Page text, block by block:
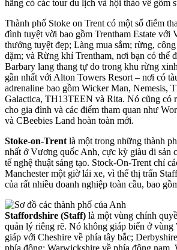
hãng có các tour du lịch và hội thảo về gốm
Thành phố Stoke on Trent có một số điểm
đình tuyệt vời bao gồm Trentham Estate với
thưởng tuyệt đẹp; Làng mua sắm; rừng,
dặm; và Rừng khỉ Trentham, nơi bạn có thể
Barbary lang thang tự do trong khu rừng
gần nhất với Alton Towers Resort – nơi có
adrenaline bao gồm Wicker Man, Nemesis,
Galactica, TH13TEEN và Rita. Nó cũng có
cho gia đình và các điểm tham quan như
và CBeebies Land hoàn toàn mới.
Stoke-on-Trent là một trong những thành
nhất ở Vương quốc Anh, cực kỳ giàu di sản
tế nghệ thuật sáng tạo. Stock-On-Trent chỉ
Manchester một giờ lái xe, vì thế thị trấn
của rất nhiều doanh nghiệp toàn cầu, bao
Staffordshire (Staff) là một vùng chính
quản lý riêng rẽ. Nó không giáp biển ở vùng
giáp với Cheshire về phía tây bắc;
phía đông; Warwickshire về phía đông nam,